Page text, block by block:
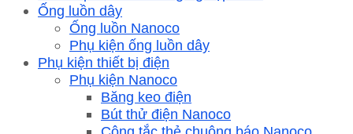
Ống luồn dây
Ống luồn Nanoco
Phụ kiện ống luồn dây
Phụ kiện thiết bị điện
Phụ kiện Nanoco
Băng keo điện
Bút thử điện Nanoco